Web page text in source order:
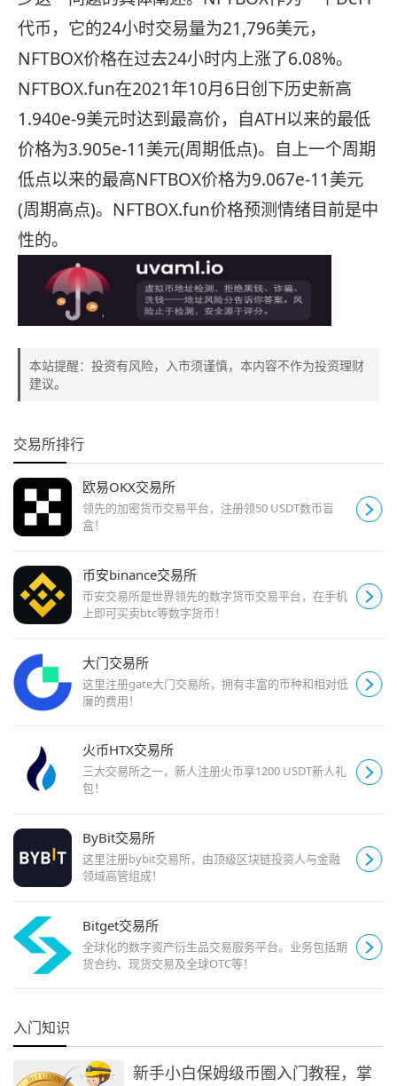
代币，它的24小时交易量为21,796美元，
NFTBOX价格在过去24小时内上涨了6.08%。
NFTBOX.fun在2021年10月6日创下历史新高
1.940e-9美元时达到最高价，自ATH以来的最低
价格为3.905e-11美元(周期低点)。自上一个周期
低点以来的最高NFTBOX价格为9.067e-11美元
(周期高点)。NFTBOX.fun价格预测情绪目前是中
性的。
本站提醒：投资有风险，入市须谨慎，本内容不作为投资理财
建议。
交易所排行
欧易OKX交易所
领先的加密货币交易平台，注册领50 USDT数币盲
盒！
币安binance交易所
币安交易所是世界领先的数字货币交易平台，在手机
上即可买卖btc等数字货币！
大门交易所
这里注册gate大门交易所，拥有丰富的币种和相对低
廉的费用！
火币HTX交易所
三大交易所之一，新人注册火币享1200 USDT新人礼
包！
ByBit交易所
这里注册bybit交易所，由顶级区块链投资人与金融
领域高管组成！
Bitget交易所
全球化的数字资产衍生品交易服务平台。业务包括期
货合约、现货交易及全球OTC等！
入门知识
新手小白保姆级币圈入门教程，掌